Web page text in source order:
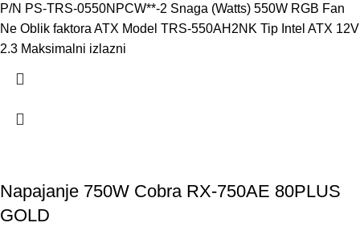
P/N PS-TRS-0550NPCW**-2 Snaga (Watts) 550W RGB Fan
Ne Oblik faktora ATX Model TRS-550AH2NK Tip Intel ATX 12V
2.3 Maksimalni izlazni
Napajanje 750W Cobra RX-750AE 80PLUS
GOLD